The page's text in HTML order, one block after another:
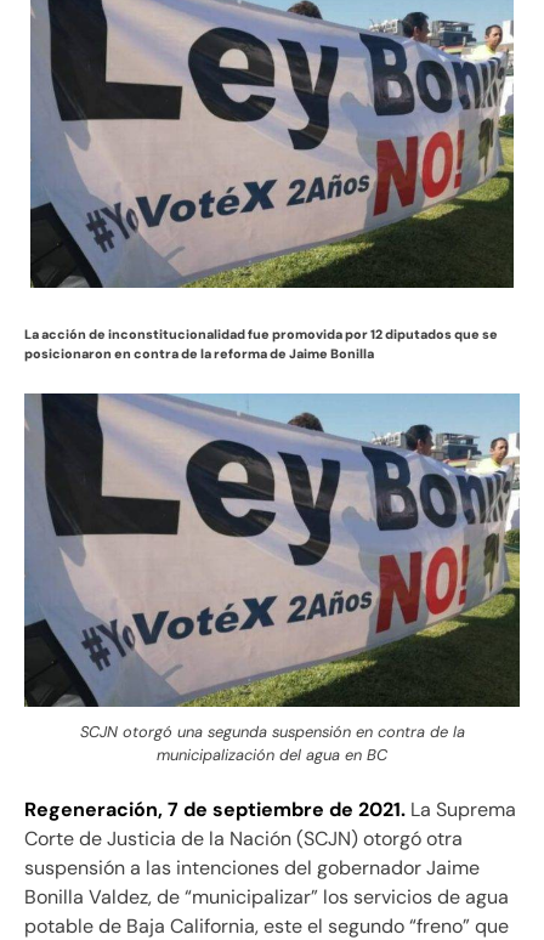
La acción de inconstitucionalidad fue promovida por 12 diputados que se
posicionaron en contra de la reforma de Jaime Bonilla
SCJN otorgó una segunda suspensión en contra de la
municipalización del agua en BC
Regeneración, 7 de septiembre de 2021. La Suprema
Corte de Justicia de la Nación (SCJN) otorgó otra
suspensión a las intenciones del gobernador Jaime
Bonilla Valdez, de “municipalizar” los servicios de agua
potable de Baja California, este el segundo “freno” que